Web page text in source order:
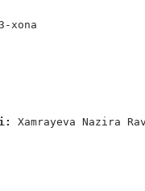
xona
Xamrayeva Nazira